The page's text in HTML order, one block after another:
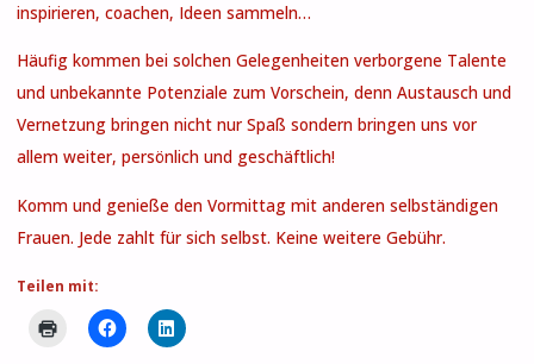
inspirieren, coachen, Ideen sammeln…
Häufig kommen bei solchen Gelegenheiten verborgene Talente
und unbekannte Potenziale zum Vorschein, denn Austausch und
Vernetzung bringen nicht nur Spaß sondern bringen uns vor
allem weiter, persönlich und geschäftlich!
Komm und genieße den Vormittag mit anderen selbständigen
Frauen. Jede zahlt für sich selbst. Keine weitere Gebühr.
Teilen mit: